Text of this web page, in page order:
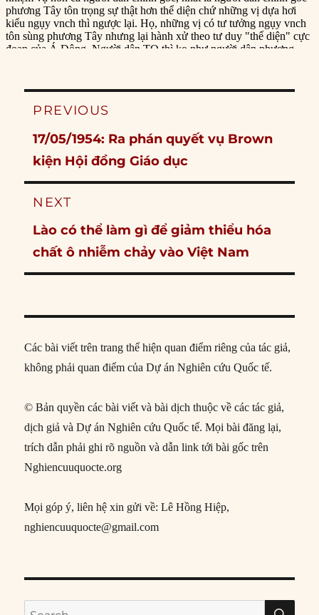
Post
PREVIOUS
Previous
post:
17/05/1954: Ra phán quyết vụ Brown
kiện Hội đồng Giáo dục
NEXT
Next
post:
Lào có thể làm gì để giảm thiểu hóa
chất ô nhiễm chảy vào Việt Nam
Các bài viết trên trang thể hiện quan điểm riêng của tác giả,
không phải quan điểm của Dự án Nghiên cứu Quốc tế.
© Bản quyền các bài viết và bài dịch thuộc về các tác giả,
dịch giả và Dự án Nghiên cứu Quốc tế. Mọi bài đăng lại,
trích dẫn phải ghi rõ nguồn và dẫn link tới bài gốc trên
Nghiencuuquocte.org
Mọi góp ý, liên hệ xin gửi về: Lê Hồng Hiệp,
nghiencuuquocte@gmail.com
Search